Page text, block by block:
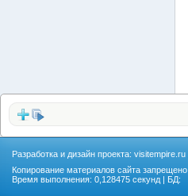
Разработка и дизайн проекта: visitempire.ru
Копирование материалов сайта запрещено
Время выполнения: 0,128475 секунд | БД: